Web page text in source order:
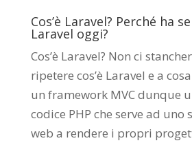
Cos’è Laravel? Perché ha
Laravel oggi?
Cos’è Laravel? Non ci
ripetere cos’è Laravel e a
un framework MVC dunque
codice PHP che serve ad
web a rendere i propri